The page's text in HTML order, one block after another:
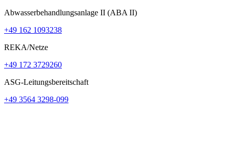
Abwasserbehandlungsanlage II (ABA II)
+49 162 1093238
REKA/Netze
+49 172 3729260
ASG-Leitungsbereitschaft
+49 3564 3298-099